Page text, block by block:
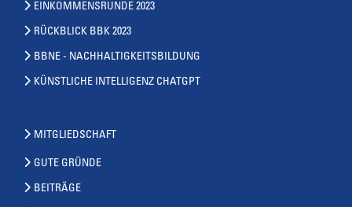
EINKOMMENSRUNDE 2023
RÜCKBLICK BBK 2023
BBNE - NACHHALTIGKEITSBILDUNG
KÜNSTLICHE INTELLIGENZ CHATGPT
MITGLIEDSCHAFT
GUTE GRÜNDE
BEITRÄGE